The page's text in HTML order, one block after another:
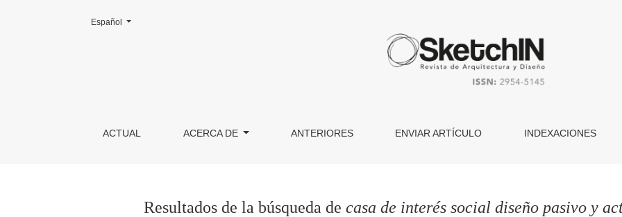
Buscar
ACTUAL ACERCA DE ANTERIORES ENVIAR ARTÍCULO INDEXACIONES
Cambiar el idioma. El actual es:
Español
Resultados de la búsqueda de casa de interés social diseño pasivo y